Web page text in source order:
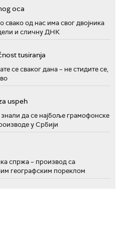
oca
свако од нас има свог двојника
и сличну ДНК
tusiranja
се сваког дана – не стидите се,
uspeh
да се најбоље грамофонске
у Србији
спржа – производ са
географским пореклом